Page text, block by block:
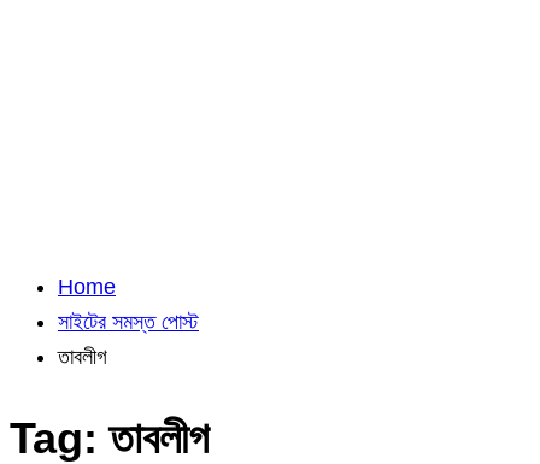
Home
সাইটের সমস্ত পোস্ট
তাবলীগ
Tag:তাবলীগ